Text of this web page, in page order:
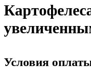
Условия